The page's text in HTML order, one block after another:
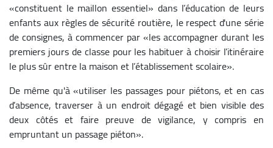
«constituent le maillon essentiel» dans l’éducation de leurs
enfants aux règles de sécurité routière, le respect d'une série
de consignes, à commencer par «les accompagner durant les
premiers jours de classe pour les habituer à choisir l’itinéraire
le plus sûr entre la maison et l’établissement scolaire».
De même qu'à «utiliser les passages pour piétons, et en cas
d’absence, traverser à un endroit dégagé et bien visible des
deux côtés et faire preuve de vigilance, y compris en
empruntant un passage piéton».